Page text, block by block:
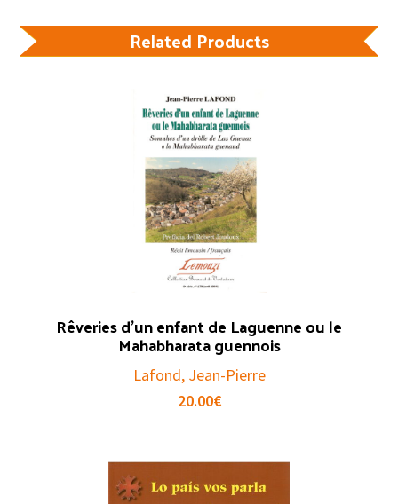
Related Products
Rêveries d’un enfant de Laguenne ou le
Mahabharata guennois
Lafond, Jean-Pierre
20.00€